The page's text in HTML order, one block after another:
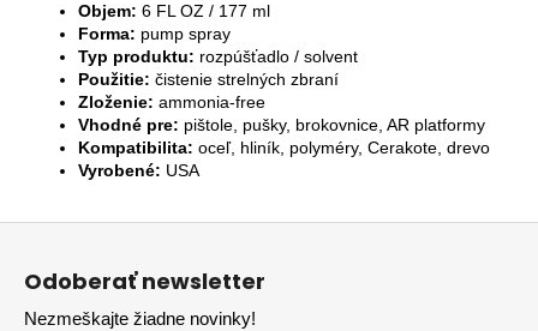
Objem: 6 FL OZ / 177 ml
Forma: pump spray
Typ produktu: rozpúšťadlo / solvent
Použitie: čistenie strelných zbraní
Zloženie: ammonia-free
Vhodné pre: pištole, pušky, brokovnice, AR platformy
Kompatibilita: oceľ, hliník, polyméry, Cerakote, drevo
Vyrobené: USA
Odoberať newsletter
Nezmeškajte žiadne novinky!